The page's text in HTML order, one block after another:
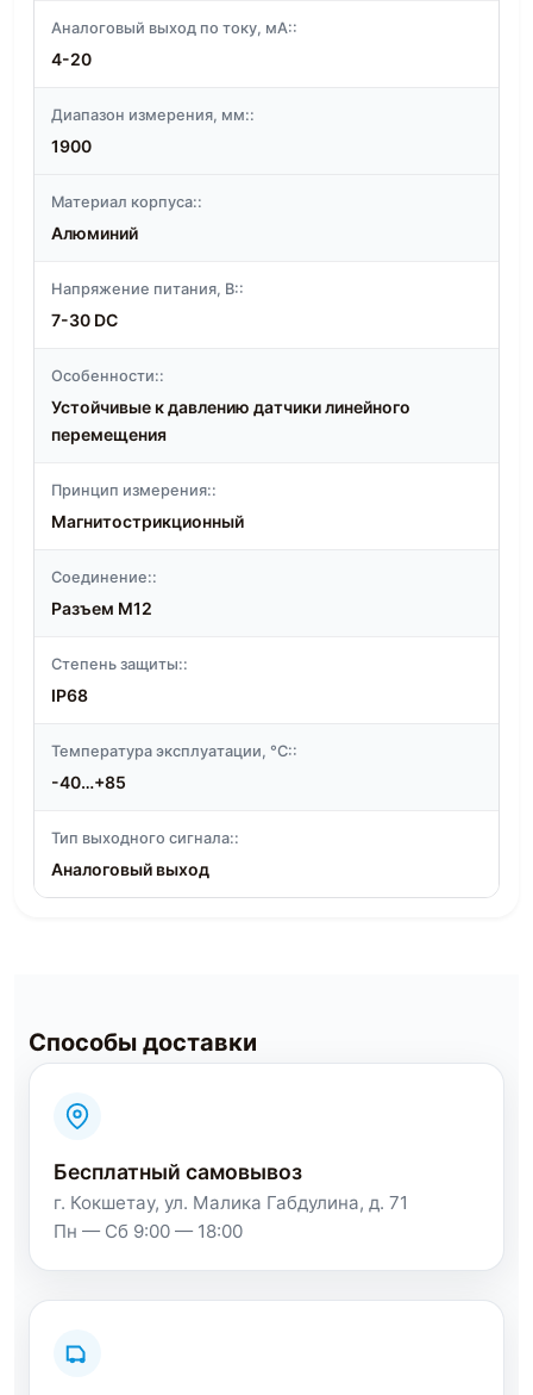
Аналоговый выход по току, мА::
4-20
Диапазон измерения, мм::
1900
Материал корпуса::
Алюминий
Напряжение питания, В::
7-30 DC
Особенности::
Устойчивые к давлению датчики линейного
перемещения
Принцип измерения::
Магнитострикционный
Соединение::
Разъем M12
Степень защиты::
IP68
Температура эксплуатации, °C::
-40…+85
Тип выходного сигнала::
Аналоговый выход
Способы доставки
Бесплатный самовывоз
г. Кокшетау, ул. Малика Габдулина, д. 71
Пн — Сб 9:00 — 18:00